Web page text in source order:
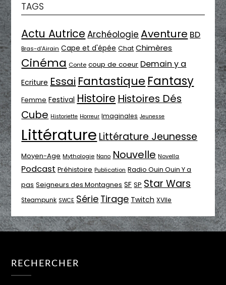
TAGS
Actu Autrice Archéologie Aventure BD
Bras-d'Airain Cape et d'épée Chat Chimères
Cinéma Conte coup de coeur Demain y a
Ecriture Essai Fantastique Fantasy
Femme Festival Histoire Histoires Dés
Cube Historiette Horreur Imaginales Jeunesse
Littérature Littérature Jeunesse
Moyen-Age Mythologie Nano Nouvelle Novella
Podcast Préhistoire Publication Radio Ouin Ouin Y a
pas Seigneurs des Montagnes SF SP Star Wars
Steampunk SWCE Série Tirage Twitch XVIIe
RECHERCHER